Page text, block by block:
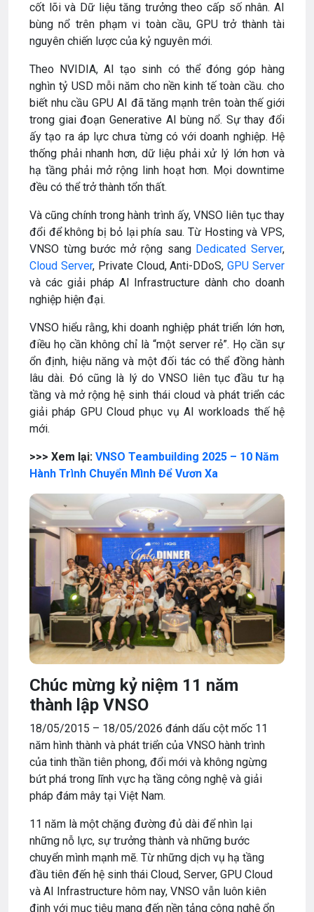
cốt lõi và Dữ liệu tăng trưởng theo cấp số nhân. AI
bùng nổ trên phạm vi toàn cầu, GPU trở thành tài
nguyên chiến lược của kỷ nguyên mới.
Theo NVIDIA, AI tạo sinh có thể đóng góp hàng
nghìn tỷ USD mỗi năm cho nền kinh tế toàn cầu. cho
biết nhu cầu GPU AI đã tăng mạnh trên toàn thế giới
trong giai đoạn Generative AI bùng nổ. Sự thay đổi
ấy tạo ra áp lực chưa từng có với doanh nghiệp. Hệ
thống phải nhanh hơn, dữ liệu phải xử lý lớn hơn và
hạ tầng phải mở rộng linh hoạt hơn. Mọi downtime
đều có thể trở thành tổn thất.
Và cũng chính trong hành trình ấy, VNSO liên tục thay
đổi để không bị bỏ lại phía sau. Từ Hosting và VPS,
VNSO từng bước mở rộng sang Dedicated Server,
Cloud Server, Private Cloud, Anti-DDoS,GPU Server
và các giải pháp AI Infrastructure dành cho doanh
nghiệp hiện đại.
VNSO hiểu rằng, khi doanh nghiệp phát triển lớn hơn,
điều họ cần không chỉ là “một server rẻ”. Họ cần sự
ổn định, hiệu năng và một đối tác có thể đồng hành
lâu dài. Đó cũng là lý do VNSO liên tục đầu tư hạ
tầng và mở rộng hệ sinh thái cloud và phát triển các
giải pháp GPU Cloud phục vụ AI workloads thế hệ
mới.
>>> Xem lại: VNSO Teambuilding 2025 – 10 Năm
Hành Trình Chuyển Mình Để Vươn Xa
Chúc mừng kỷ niệm 11 năm
thành lập VNSO
18/05/2015 – 18/05/2026 đánh dấu cột mốc 11
năm hình thành và phát triển của VNSO hành trình
của tinh thần tiên phong, đổi mới và không ngừng
bứt phá trong lĩnh vực hạ tầng công nghệ và giải
pháp đám mây tại Việt Nam.
11 năm là một chặng đường đủ dài để nhìn lại
những nỗ lực, sự trưởng thành và những bước
chuyển mình mạnh mẽ. Từ những dịch vụ hạ tầng
đầu tiên đến hệ sinh thái Cloud, Server, GPU Cloud
và AI Infrastructure hôm nay, VNSO vẫn luôn kiên
định với mục tiêu mang đến nền tảng công nghệ ổn